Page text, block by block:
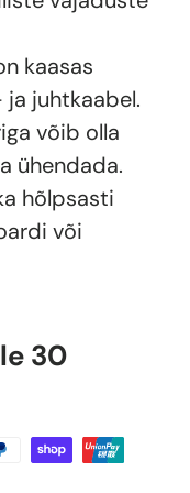
kaasas
juhtkaabel.
võib olla
ühendada.
hõlpsasti
või
30